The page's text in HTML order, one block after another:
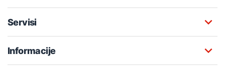
Servisi
Informacije